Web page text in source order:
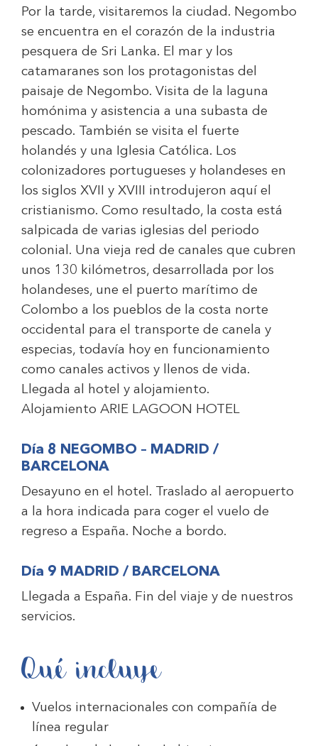
Por la tarde, visitaremos la ciudad. Negombo
se encuentra en el corazón de la industria
pesquera de Sri Lanka. El mar y los
catamaranes son los protagonistas del
paisaje de Negombo. Visita de la laguna
homónima y asistencia a una subasta de
pescado. También se visita el fuerte
holandés y una Iglesia Católica. Los
colonizadores portugueses y holandeses en
los siglos XVII y XVIII introdujeron aquí el
cristianismo. Como resultado, la costa está
salpicada de varias iglesias del periodo
colonial. Una vieja red de canales que cubren
unos 130 kilómetros, desarrollada por los
holandeses, une el puerto marítimo de
Colombo a los pueblos de la costa norte
occidental para el transporte de canela y
especias, todavía hoy en funcionamiento
como canales activos y llenos de vida.
Llegada al hotel y alojamiento.
Alojamiento ARIE LAGOON HOTEL
Día 8 NEGOMBO – MADRID /
BARCELONA
Desayuno en el hotel. Traslado al aeropuerto
a la hora indicada para coger el vuelo de
regreso a España. Noche a bordo.
Día 9 MADRID / BARCELONA
Llegada a España. Fin del viaje y de nuestros
servicios.
Qué incluye
Vuelos internacionales con compañía de
línea regular